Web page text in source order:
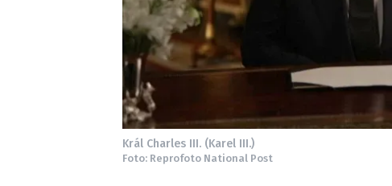
Král Charles III. (Karel III.)
Foto: Reprofoto National Post